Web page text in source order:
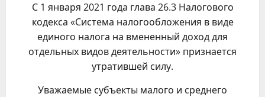
С 1 января 2021 года глава 26.3 Налогового
кодекса «Система налогообложения в виде
единого налога на вмененный доход для
отдельных видов деятельности» признается
утратившей силу.
Уважаемые субъекты малого и среднего